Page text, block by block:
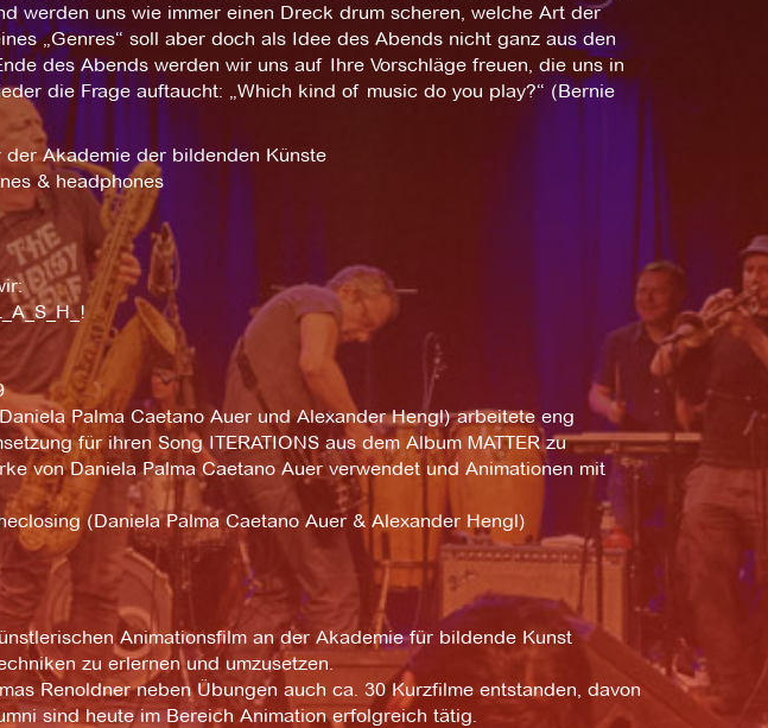
werden uns wie immer einen Dreck drum scheren, welche Art der
„Genres“ soll aber doch als Idee des Abends nicht ganz aus den
des Abends werden wir uns auf Ihre Vorschläge freuen, die uns in
die Frage auftaucht: „Which kind of music do you play?“ (Bernie
Akademie der bildenden Künste
& headphones
Palma Caetano Auer und Alexander Hengl) arbeitete eng
für ihren Song ITERATIONS aus dem Album MATTER zu
von Daniela Palma Caetano Auer verwendet und Animationen mit
(Daniela Palma Caetano Auer & Alexander Hengl)
Animationsfilm an der Akademie für bildende Kunst
zu erlernen und umzusetzen.
Renoldner neben Übungen auch ca. 30 Kurzfilme entstanden, davon
sind heute im Bereich Animation erfolgreich tätig.